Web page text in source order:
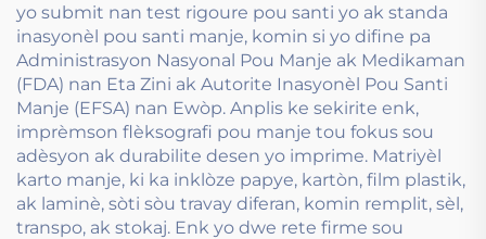
yo submit nan test rigoure pou santi yo ak standa
inasyonèl pou santi manje, komin si yo difine pa
Administrasyon Nasyonal Pou Manje ak Medikaman
(FDA) nan Eta Zini ak Autorite Inasyonèl Pou Santi
Manje (EFSA) nan Ewòp. Anplis ke sekirite enk,
imprèmson flèksografi pou manje tou fokus sou
adèsyon ak durabilite desen yo imprime. Matriyèl
karto manje, ki ka inklòze papye, kartòn, film plastik,
ak laminè, sòti sòu travay diferan, komin remplit, sèl,
transpo, ak stokaj. Enk yo dwe rete firme sou